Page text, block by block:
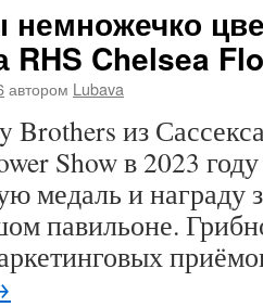
немножечко
RHS Chelsea
автором Lubava
Brothers из
Show в 2023
медаль и награду
павильоне.